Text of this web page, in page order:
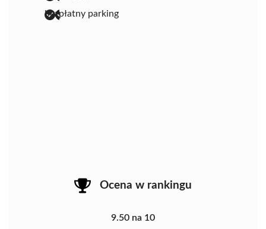
bezpłatny parking
Ocena w rankingu
9.50 na 10